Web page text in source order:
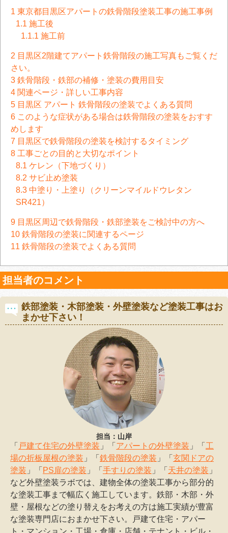
1 東京都目黒区アパートの鉄骨階段塗装工事の施工事例
1.1 施工後
1.1.1 施工前
2 目黒区2階建てアパート鉄骨階段の施工写真もご覧くだ
さい。
3 鉄骨階段・鉄部の補修・塗装の費用目安
4 関連ページ・詳しい工事内容
5 目黒区 アパート 鉄骨階段の塗装でよくある質問
6 このような症状がある場合は鉄骨階段の塗装をおすす
めします
7 目黒区で鉄骨階段の塗装を検討するタイミング
8 工事ごとの目的と大切なポイント
8.1 ケレン（下地づくり）
8.2 サビ止め塗装
8.3 中塗り・上塗り（クリーンマイルドウレタン
SR421）
9 目黒区周辺で鉄骨階段・鉄部塗装をご検討中の方へ
10 鉄骨階段の塗装に関連するページ
11 鉄骨階段の塗装でよくある質問
担当者のコメント
鉄部塗装・木部塗装・外壁塗装など塗装工事はお
まかせ下さい！
担当：山岸
「 戸建て住宅の外壁塗装 」「 アパートの外壁塗装 」「 工
場の折板屋根の塗装 」「 鉄骨階段の塗装 」「 玄関ドアの
塗装 」「 PS扉の塗装 」「 手すりの塗装 」「 天井の塗装 」
など外壁塗装ラボでは、建物全体の塗装工事から部分的
な塗装工事まで幅広く施工しています。鉄部・木部・外
壁・屋根などの塗り替えをお考えの方は施工実績が豊富
な塗装専門店におまかせ下さい。戸建て住宅・アパー